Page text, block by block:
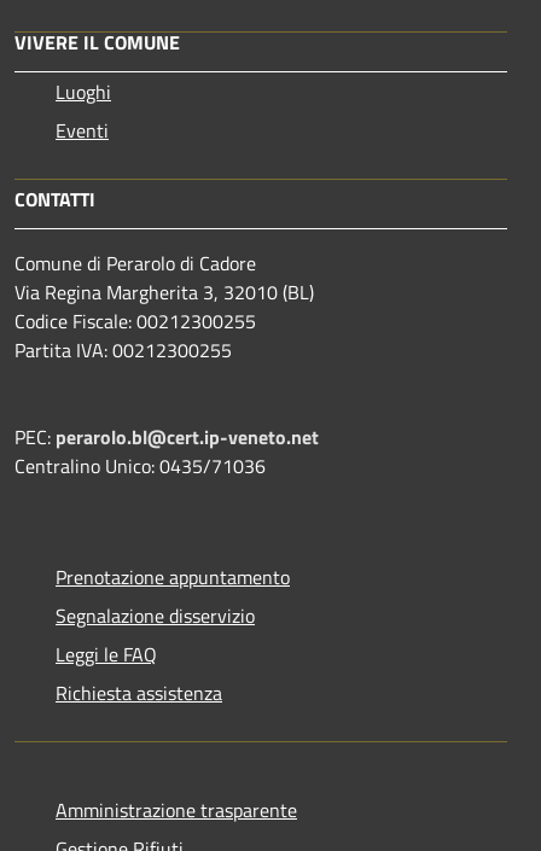
VIVERE IL COMUNE
Luoghi
Eventi
CONTATTI
Comune di Perarolo di Cadore
Via Regina Margherita 3, 32010 (BL)
Codice Fiscale: 00212300255
Partita IVA: 00212300255
PEC: perarolo.bl@cert.ip-veneto.net
Centralino Unico: 0435/71036
Prenotazione appuntamento
Segnalazione disservizio
Leggi le FAQ
Richiesta assistenza
Amministrazione trasparente